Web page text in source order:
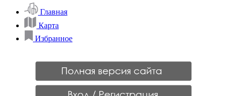
Главная
Карта
Избранное